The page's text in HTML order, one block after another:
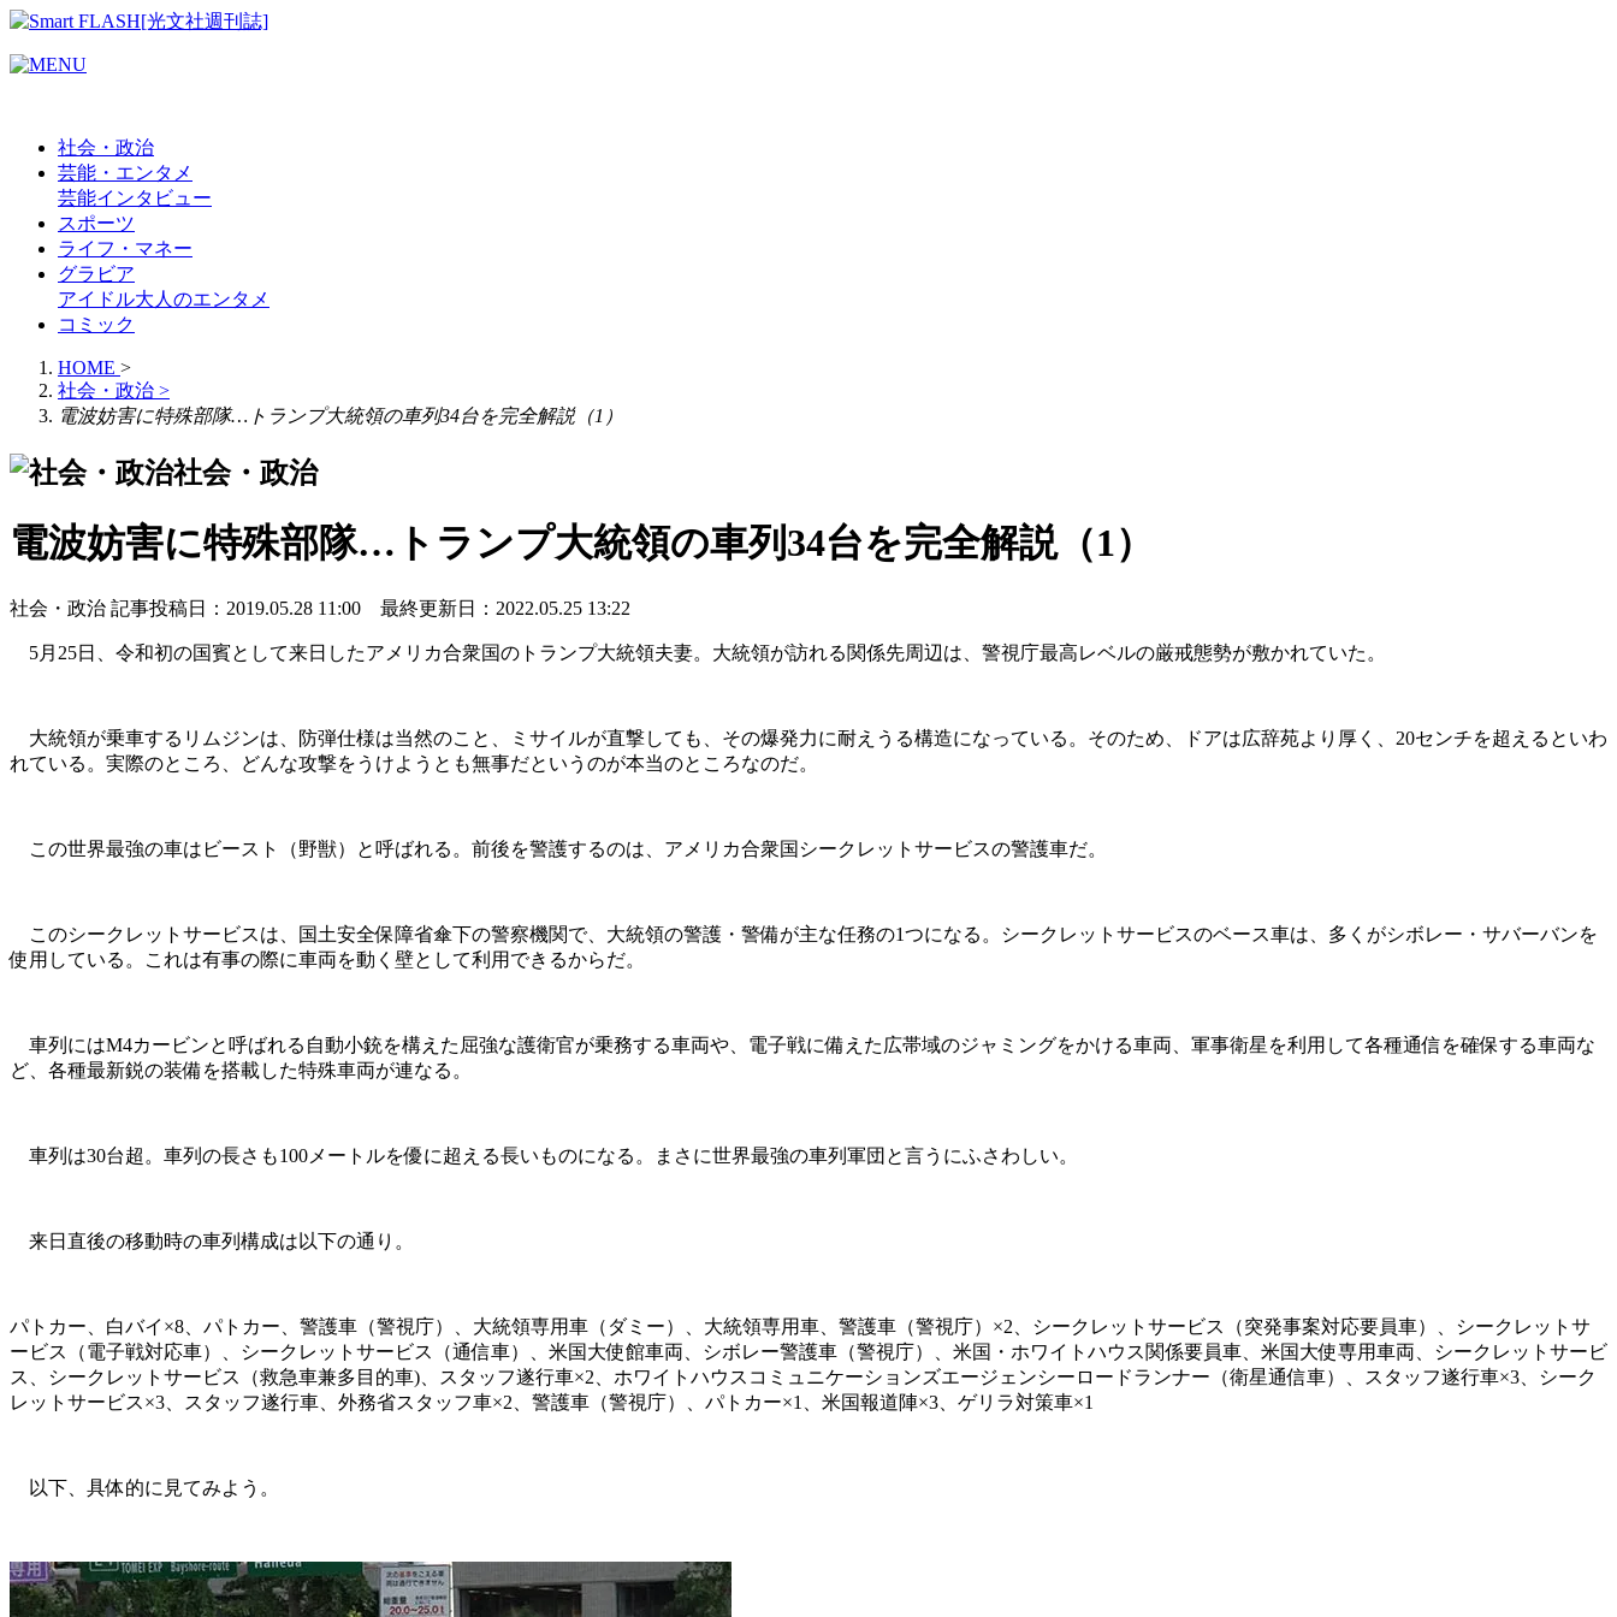
社会・政治
芸能・エンタメ
芸能インタビュー
スポーツ
ライフ・マネー
グラビア
アイドル大人のエンタメ
コミック
HOME >
社会・政治 >
電波妨害に特殊部隊…トランプ大統領の車列34台を完全解説（1）
社会・政治
電波妨害に特殊部隊…トランプ大統領の車列34台を完全解説（1）
社会・政治 記事投稿日：2019.05.28 11:00 最終更新日：2022.05.25 13:22
5月25日、令和初の国賓として来日したアメリカ合衆国のトランプ大統領夫妻。大統領が訪れる関係先周辺は、警視庁最高レベルの厳戒態勢が敷かれていた。
大統領が乗車するリムジンは、防弾仕様は当然のこと、ミサイルが直撃しても、その爆発力に耐えうる構造になっている。そのため、ドアは広辞苑より厚く、20センチを超えるといわ
れている。実際のところ、どんな攻撃をうけようとも無事だというのが本当のところなのだ。
この世界最強の車はビースト（野獣）と呼ばれる。前後を警護するのは、アメリカ合衆国シークレットサービスの警護車だ。
このシークレットサービスは、国土安全保障省傘下の警察機関で、大統領の警護・警備が主な任務の1つになる。シークレットサービスのベース車は、多くがシボレー・サバーバンを
使用している。これは有事の際に車両を動く壁として利用できるからだ。
車列にはM4カービンと呼ばれる自動小銃を構えた屈強な護衛官が乗務する車両や、電子戦に備えた広帯域のジャミングをかける車両、軍事衛星を利用して各種通信を確保する車両な
ど、各種最新鋭の装備を搭載した特殊車両が連なる。
車列は30台超。車列の長さも100メートルを優に超える長いものになる。まさに世界最強の車列軍団と言うにふさわしい。
来日直後の移動時の車列構成は以下の通り。
パトカー、白バイ×8、パトカー、警護車（警視庁）、大統領専用車（ダミー）、大統領専用車、警護車（警視庁）×2、シークレットサービス（突発事案対応要員車）、シークレットサ
ービス（電子戦対応車）、シークレットサービス（通信車）、米国大使館車両、シボレー警護車（警視庁）、米国・ホワイトハウス関係要員車、米国大使専用車両、シークレットサービ
ス、シークレットサービス（救急車兼多目的車)、スタッフ遂行車×2、ホワイトハウスコミュニケーションズエージェンシーロードランナー（衛星通信車）、スタッフ遂行車×3、シーク
レットサービス×3、スタッフ遂行車、外務省スタッフ車×2、警護車（警視庁）、パトカー×1、米国報道陣×3、ゲリラ対策車×1
以下、具体的に見てみよう。